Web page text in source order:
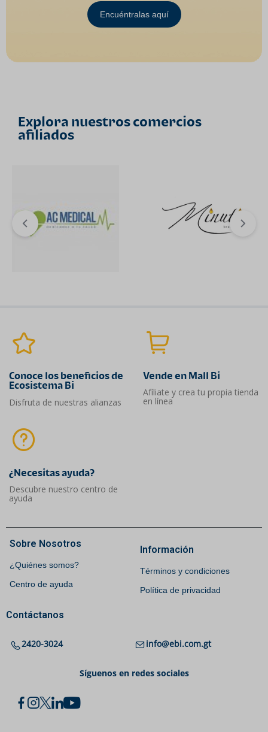
Encuéntralas aquí
Explora nuestros comercios
afiliados
Conoce los beneficios de
Ecosistema Bi
Disfruta de nuestras alianzas
Vende en Mall Bi
Afíliate y crea tu propia tienda
en línea
¿Necesitas ayuda?​
Descubre nuestro centro de
ayuda
Sobre Nosotros
¿Quiénes somos?
Centro de ayuda
Información
Términos y condiciones
Política de privacidad
Contáctanos
2420-3024 info@ebi.com.gt
Síguenos en redes sociales